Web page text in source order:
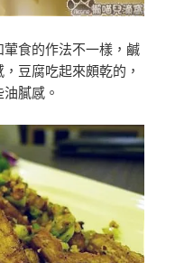
食的作法不一樣，鹹
豆腐吃起來頗乾的，
膩感。